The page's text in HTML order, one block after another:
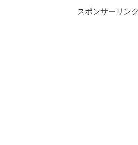
スポンサーリンク